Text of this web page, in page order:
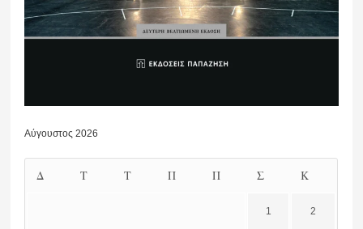
Αύγουστος 2026
Δ Τ Τ Π Π Σ Κ
1 2